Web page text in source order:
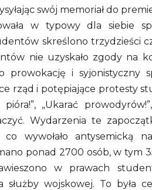
swój memoriał do
w typowy dla siebie
skreślono trzydzieści
nie uzyskało zgody na
prowokację i syjonistyczny
rząd i potępiające protesty
„Ukarać
Wydarzenia te
wywołało antysemicką
ponad 2700 osób, w tym
w prawach
służby wojskowej. To była